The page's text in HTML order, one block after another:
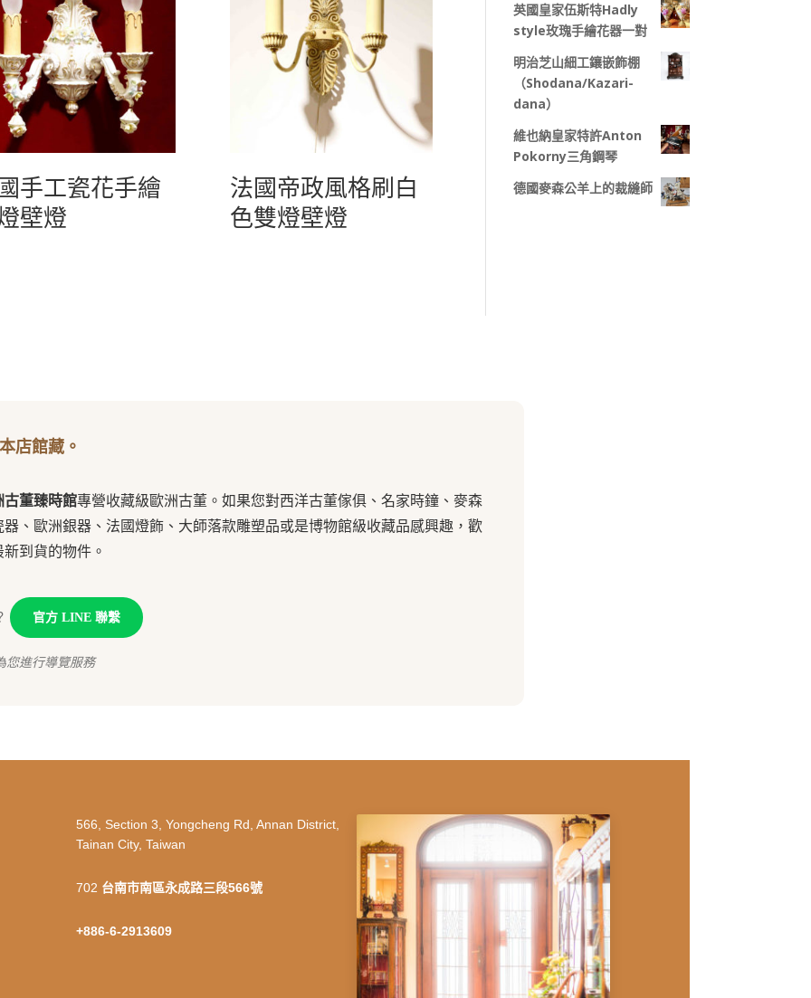
手工瓷花手繪
壁燈
法國帝政風格刷白
色雙燈壁燈
英國皇家伍斯特Hadly
style玫瑰手繪花器一對
明治芝山細工鑲嵌飾棚
（Shodana/Kazari-
dana）
維也納皇家特許Anton
Pokorny三角鋼琴
德國麥森公羊上的裁縫師
店館藏。
古董臻時館專營收藏級歐洲古董。如果您對西洋古董傢俱、名家時鐘、麥森
器、歐洲銀器、法國燈飾、大師落款雕塑品或是博物館級收藏品感興趣，歡
到貨的物件。
官方 LINE 聯繫
您進行導覽服務
566, Section 3, Yongcheng Rd, Annan District,
Tainan City, Taiwan
702 台南市南區永成路三段566號
+886-6-2913609